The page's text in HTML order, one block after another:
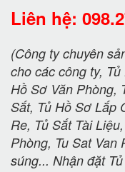
Liên hệ:
(Công ty chuyên
cho các công ty,
Hồ Sơ Văn Phòng,
Sắt, Tủ Hồ Sơ Lắp
Re, Tủ Sắt Tài
Phòng, Tu Sat Van
súng... Nhận đặt